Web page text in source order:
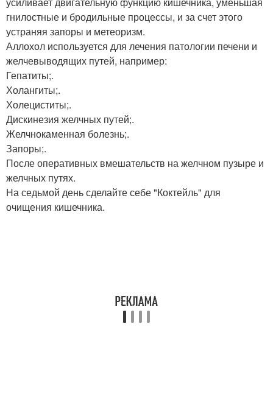
гнилостные и бродильные процессы, и за счет этого
устраняя запоры и метеоризм.
Аллохол используется для лечения патологии печени и
желчевыводящих путей, например:
Гепатиты;.
Холангиты;.
Холециститы;.
Дискинезия желчных путей;.
Желчнокаменная болезнь;.
Запоры;.
После оперативных вмешательств на желчном пузыре и
желчных путях.
На седьмой день сделайте себе "Коктейль" для
очищения кишечника.